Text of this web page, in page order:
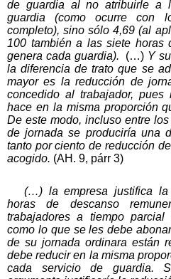
de guardia al no atribuirle a
guardia (como ocurre con
completo), sino sólo 4,69 (al
100 también a las siete horas
genera cada guardia). (…) Y
la diferencia de trato que se
mayor es la reducción de
concedido al trabajador,
hace en la misma proporción
De este modo, incluso entre
de jornada se produciría una
tanto por ciento de reducción
acogido. (AH. 9, párr 3)
(…) la empresa justifica la
horas de descanso
trabajadores a tiempo
como lo que se les debe
de su jornada ordinara están
debe reducir en la misma
cada servicio de guardia.